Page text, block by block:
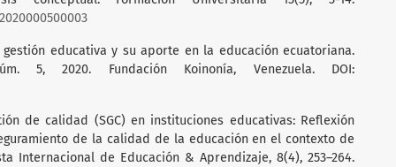
gestión educativa y su aporte en la educación ecuatoriana.
5, 2020. Fundación Koinonía, Venezuela. DOI:
de calidad (SGC) en instituciones educativas: Reflexión
de la calidad de la educación en el contexto de
Internacional de Educación & Aprendizaje, 8(4), 253–264.